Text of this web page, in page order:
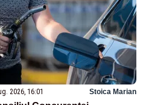
2026, 16:01 Stoica Marian